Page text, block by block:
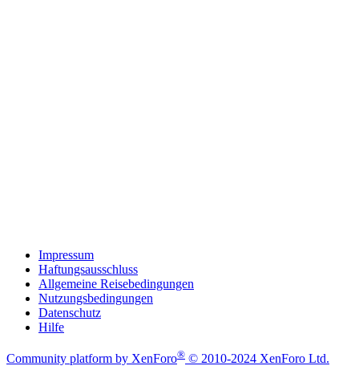
Impressum
Haftungsausschluss
Allgemeine Reisebedingungen
Nutzungsbedingungen
Datenschutz
Hilfe
Community platform by XenForo® © 2010-2024 XenForo Ltd.